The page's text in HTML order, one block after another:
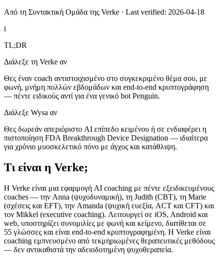
Από τη Συντακτική Ομάδα της Verke · Last verified: 2026-04-18
i
TL;DR
Διάλεξε τη Verke αν
Θες έναν coach αντιστοιχισμένο στο συγκεκριμένο θέμα σου, με
φωνή, μνήμη πολλών εβδομάδων και end-to-end κρυπτογράφηση
— πέντε ειδικούς αντί για ένα γενικό bot Penguin.
Διάλεξε Wysa αν
Θες δωρεάν απεριόριστο AI επίπεδο κειμένου ή σε ενδιαφέρει η
πιστοποίηση FDA Breakthrough Device Designation — ιδιαίτερα
για χρόνιο μυοσκελετικό πόνο με άγχος και κατάθλιψη.
Τι είναι η Verke;
Η Verke είναι μια εφαρμογή AI coaching με πέντε εξειδικευμένους
coaches — την Anna (ψυχοδυναμική), τη Judith (CBT), τη Marie
(σχέσεις και EFT), την Amanda (ψυχική ευεξία, ACT και CFT) και
τον Mikkel (executive coaching). Λειτουργεί σε iOS, Android και
web, υποστηρίζει συνομιλίες με φωνή και κείμενο, διατίθεται σε
55 γλώσσες και είναι end-to-end κρυπτογραφημένη. Η Verke είναι
coaching εμπνευσμένο από τεκμηριωμένες θεραπευτικές μεθόδους
— δεν αντικαθιστά την αδειοδοτημένη ψυχοθεραπεία.